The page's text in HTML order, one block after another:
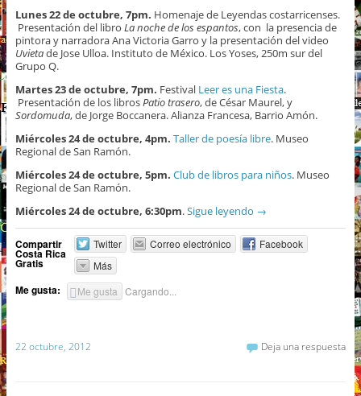
Lunes 22 de octubre, 7pm. Homenaje de Leyendas costarricenses.
Presentación del libro La noche de los espantos, con la presencia de
pintora y narradora Ana Victoria Garro y la presentación del video
Uvietade Jose Ulloa. Instituto de México. Los Yoses, 250m sur del
Grupo Q.
Martes 23 de octubre, 7pm. Festival Leer es una Fiesta.
Presentación de los librosPatio trasero, de César Maurel, y
Sordomuda, de Jorge Boccanera. Alianza Francesa, Barrio Amón.
Miércoles 24 de octubre, 4pm. Taller de poesía libre. Museo
Regional de San Ramón.
Miércoles 24 de octubre, 5pm. Club de libros para niños. Museo
Regional de San Ramón.
Miércoles 24 de octubre, 6:30pm.Sigue leyendo →
Compartir
Costa Rica
Gratis
Twitter Correo electrónico
Facebook
Más
Me gusta: Me gusta Cargando...
22 octubre, 2012 Deja una respuesta